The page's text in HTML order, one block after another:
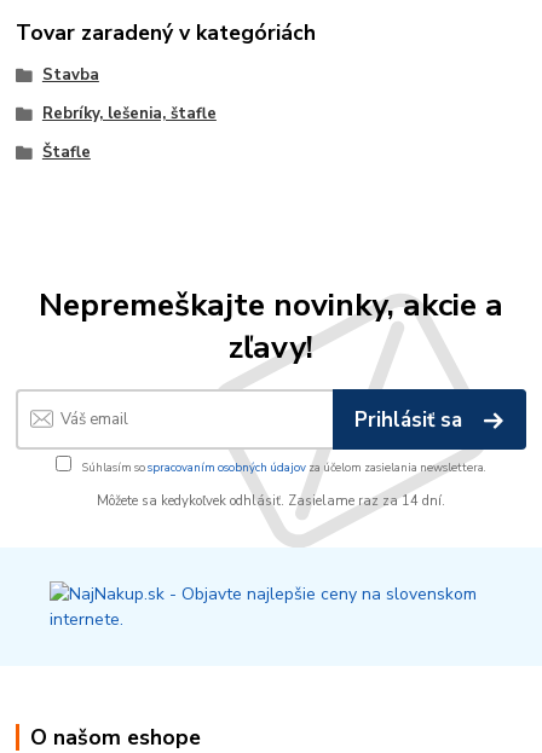
Tovar zaradený v kategóriách
Stavba
Rebríky, lešenia, štafle
Štafle
Nepremeškajte novinky, akcie a
zľavy!
Prihlásiť sa
Súhlasím sospracovaním osobných údajov za účelom zasielania newslettera.
Môžete sa kedykoľvek odhlásiť. Zasielame raz za 14 dní.
O našom eshope